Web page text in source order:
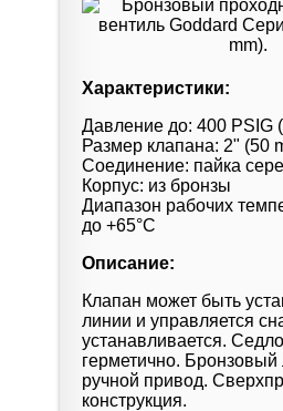
Характеристики:
Давление до: 400 PSIG
Размер клапана: 2" (50
Соединение: пайка
Корпус: из бронзы
Диапазон рабочих
до +65°С
Описание:
Клапан может быть
линии и управляется
устанавливается.
герметично. Бронзовый
ручной привод.
конструкция.